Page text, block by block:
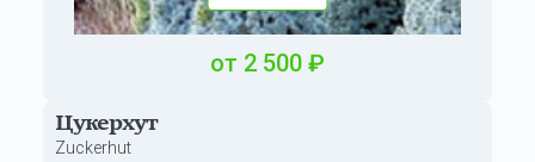
от 2 500 ₽
Цукерхут
Zuckerhut